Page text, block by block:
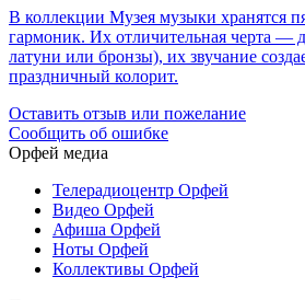
В коллекции Музея музыки хранятся
гармоник. Их отличительная черта —
латуни или бронзы), их звучание
праздничный колорит.
Оставить отзыв или пожелание
Сообщить об ошибке
Орфей медиа
Телерадиоцентр Орфей
Видео Орфей
Афиша Орфей
Ноты Орфей
Коллективы Орфей